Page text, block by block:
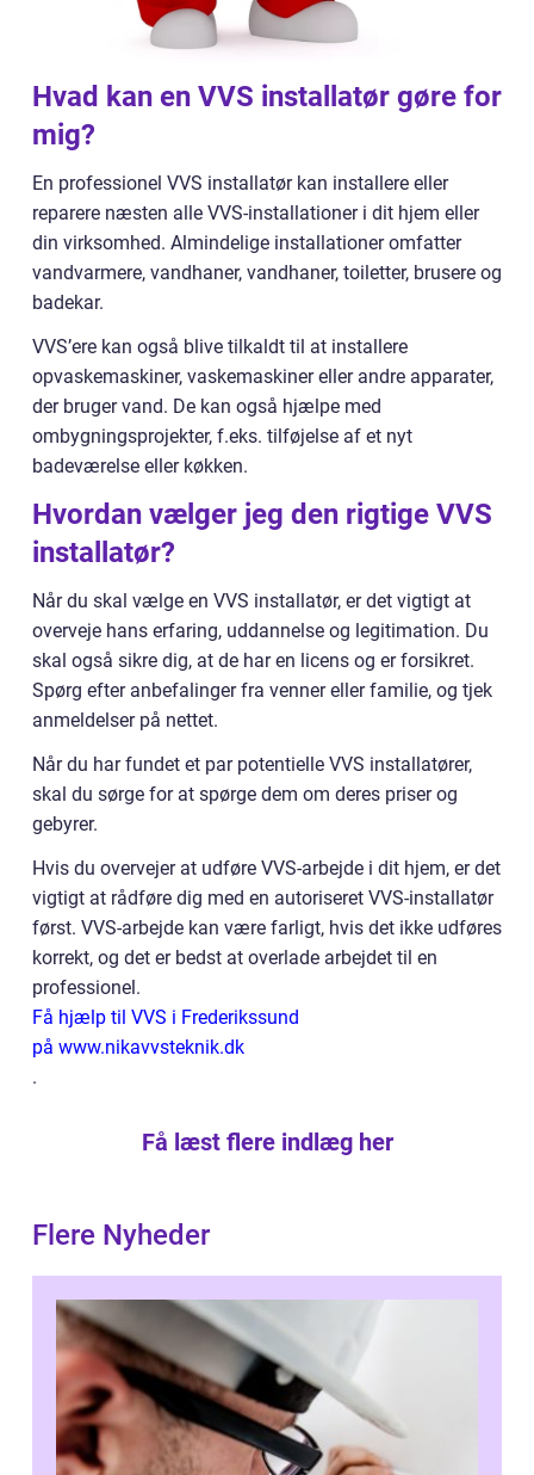
Hvad kan en VVS installatør gøre for
mig?
En professionel VVS installatør kan installere eller
reparere næsten alle VVS-installationer i dit hjem eller
din virksomhed. Almindelige installationer omfatter
vandvarmere, vandhaner, vandhaner, toiletter, brusere og
badekar.
VVS’ere kan også blive tilkaldt til at installere
opvaskemaskiner, vaskemaskiner eller andre apparater,
der bruger vand. De kan også hjælpe med
ombygningsprojekter, f.eks. tilføjelse af et nyt
badeværelse eller køkken.
Hvordan vælger jeg den rigtige VVS
installatør?
Når du skal vælge en VVS installatør, er det vigtigt at
overveje hans erfaring, uddannelse og legitimation. Du
skal også sikre dig, at de har en licens og er forsikret.
Spørg efter anbefalinger fra venner eller familie, og tjek
anmeldelser på nettet.
Når du har fundet et par potentielle VVS installatører,
skal du sørge for at spørge dem om deres priser og
gebyrer.
Hvis du overvejer at udføre VVS-arbejde i dit hjem, er det
vigtigt at rådføre dig med en autoriseret VVS-installatør
først. VVS-arbejde kan være farligt, hvis det ikke udføres
korrekt, og det er bedst at overlade arbejdet til en
professionel.
Få hjælp til VVS i Frederikssund
på www.nikavvsteknik.dk
.
Få læst flere indlæg her
Flere Nyheder